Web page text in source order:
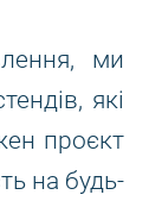
ми
які
проєкт
на будь-